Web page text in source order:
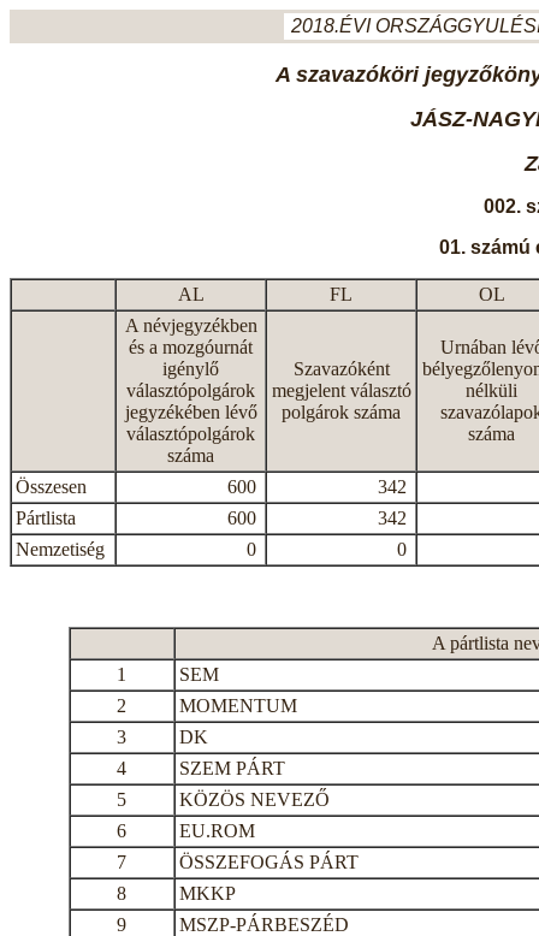
2018.ÉVI
A szavazóköri
JÁSZ-
002.
01. számú
AL FL
OL
A névjegyzékben
és a mozgóurnát
igénylő
választópolgárok
jegyzékében lévő
választópolgárok
száma
Szavazóként
megjelent választó
polgárok száma
Urnában
nélküli
száma
Összesen 600
342
Pártlista
600
342
Nemzetiség
0 0
A pártlista
1
SEM
2
MOMENTUM
3
DK
4
SZEM PÁRT
5
KÖZÖS NEVEZŐ
6
EU.ROM
7
ÖSSZEFOGÁS PÁRT
8
MKKP
9
MSZP-PÁRBESZÉD